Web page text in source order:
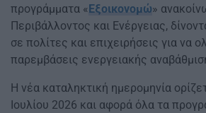
προγράμματα «Εξοικονομώ»
Περιβάλλοντος και Ενέργειας,
σε πολίτες και επιχειρήσεις για να
παρεμβάσεις ενεργειακής
Η νέα καταληκτική ημερομηνία
Ιουλίου 2026 και αφορά όλα τα